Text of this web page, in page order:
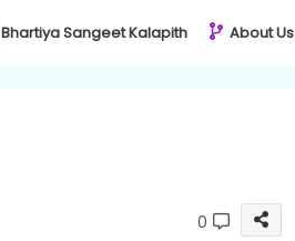
Bhartiya Sangeet Kalapith About Us
0